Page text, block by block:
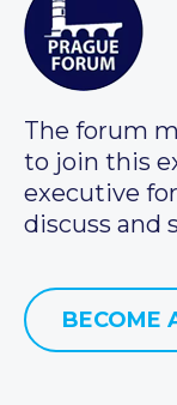
The forum
to join this
executive
discuss and
BECOME